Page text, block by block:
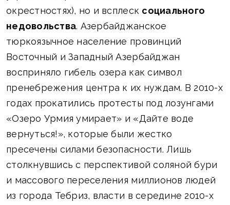
окрестностях), но и всплеск социального
недовольства. Азербайджанское
тюркоязычное население провинций
Восточный и Западный Азербайджан
восприняло гибель озера как символ
пренебрежения центра к их нуждам. В 2010-х
годах прокатились протесты под лозунгами
«Озеро Урмия умирает» и «Дайте воде
вернуться!», которые были жестко
пресечены силами безопасности. Лишь
столкнувшись с перспективой соляной бури
и массового переселения миллионов людей
из города Тебриз, власти в середине 2010-х